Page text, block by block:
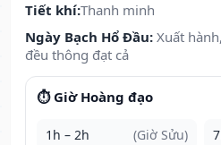
Tiết khí:Thanh minh
Ngày Bạch Hổ Đầu: Xuất
đều thông đạt cả
⏱️ Giờ Hoàng đạo
1h – 2h (Giờ Sửu)